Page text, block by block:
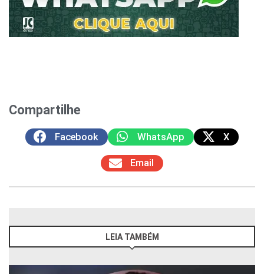
Compartilhe
Facebook WhatsApp X
Email
LEIA TAMBÉM